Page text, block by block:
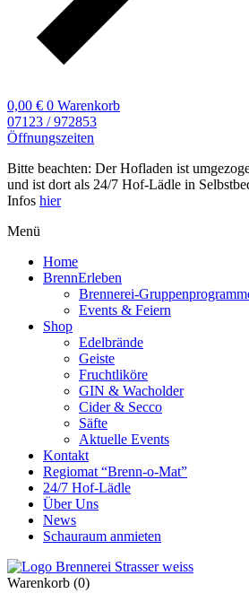
0,00 € 0 Warenkorb
07123 / 972853
Öffnungszeiten
Bitte beachten: Der Hofladen ist
und ist dort als 24/7 Hof-Lädle in
Infos hier
Menü
Home
BrennErleben
Brennerei-
Events & Feiern
Shop
Edelbrände
Geiste
Fruchtliköre
GIN & Wacholder
Cider & Secco
Säfte
Aktuelle Events
Kontakt
Regiomat “Brenn-o-Mat”
24/7 Hof-Lädle
Über Uns
News
Schauraum anmieten
Warenkorb (0)